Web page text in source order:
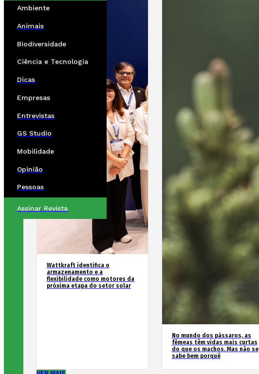
Ambiente
Animais
Biodiversidade
Ciência e Tecnologia
Dicas
Empresas
Entrevistas
GS Studio
Mobilidade
Opinião
Pessoas
Assinar Revista
Wattkraft identifica o
armazenamento e a
flexibilidade como motores da
próxima etapa do setor solar
No mundo dos pássaros, as
fêmeas têm vidas mais curtas
do que os machos. Mas não se
sabe bem porquê